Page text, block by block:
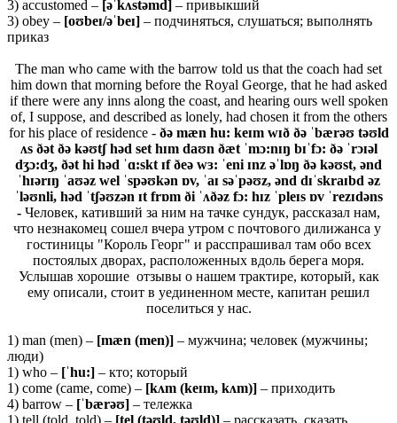
3) accustomed – [əˈkʌstəmd] – привыкший
3) obey – [oʊbeɪ/əˈbeɪ] – подчиняться, слушаться; выполнять
приказ
The man who came with the barrow told us that the coach had set
him down that morning before the Royal George, that he had asked
if there were any inns along the coast, and hearing ours well spoken
of, I suppose, and described as lonely, had chosen it from the others
for his place of residence - ðə mæn hu: keɪm wɪð ðə ˈbærəʊ təʊld
ʌs ðət ðə kəʊtʃ həd set hɪm daʊn ðætˈmɔ:nɪŋ bɪˈfɔ: ðə ˈrɔɪəl
dʒɔ:dʒ, ðət hi həd ˈɑ:skt ɪf ðeə wɜ: ˈeni ɪnz əˈlɒŋ ðə kəʊst, ənd
ˈhɪərɪŋ ˈaʊəz wel ˈspəʊkən ɒv, ˈaɪ səˈpəʊz, ənd dɪˈskraɪbd əz
ˈləʊnli, həd ˈtʃəʊzən ɪt frɒm ði ˈʌðəz fɔ: hɪz ˈpleɪs ɒv ˈrezɪdəns
- Человек, кативший за ним на тачке сундук, рассказал нам,
что незнакомец сошел вчера утром с почтового дилижанса у
гостиницы "Король Георг" и расспрашивал там обо всех
постоялых дворах, расположенных вдоль берега моря.
Услышав хорошие отзывы о нашем трактире, который, как
ему описали, стоит в уединенном месте, капитан решил
поселиться у нас.
1) man (men) – [mæn (men)] – мужчина; человек (мужчины;
люди)
1) who – [ˈhu:] – кто; который
1) come (came, come) – [kʌm (keɪm, kʌm)] – приходить
4) barrow – [ˈbærəʊ] – тележка
1) tell (told, told) – [tel (təʊld, təʊld)] – рассказать, сказать